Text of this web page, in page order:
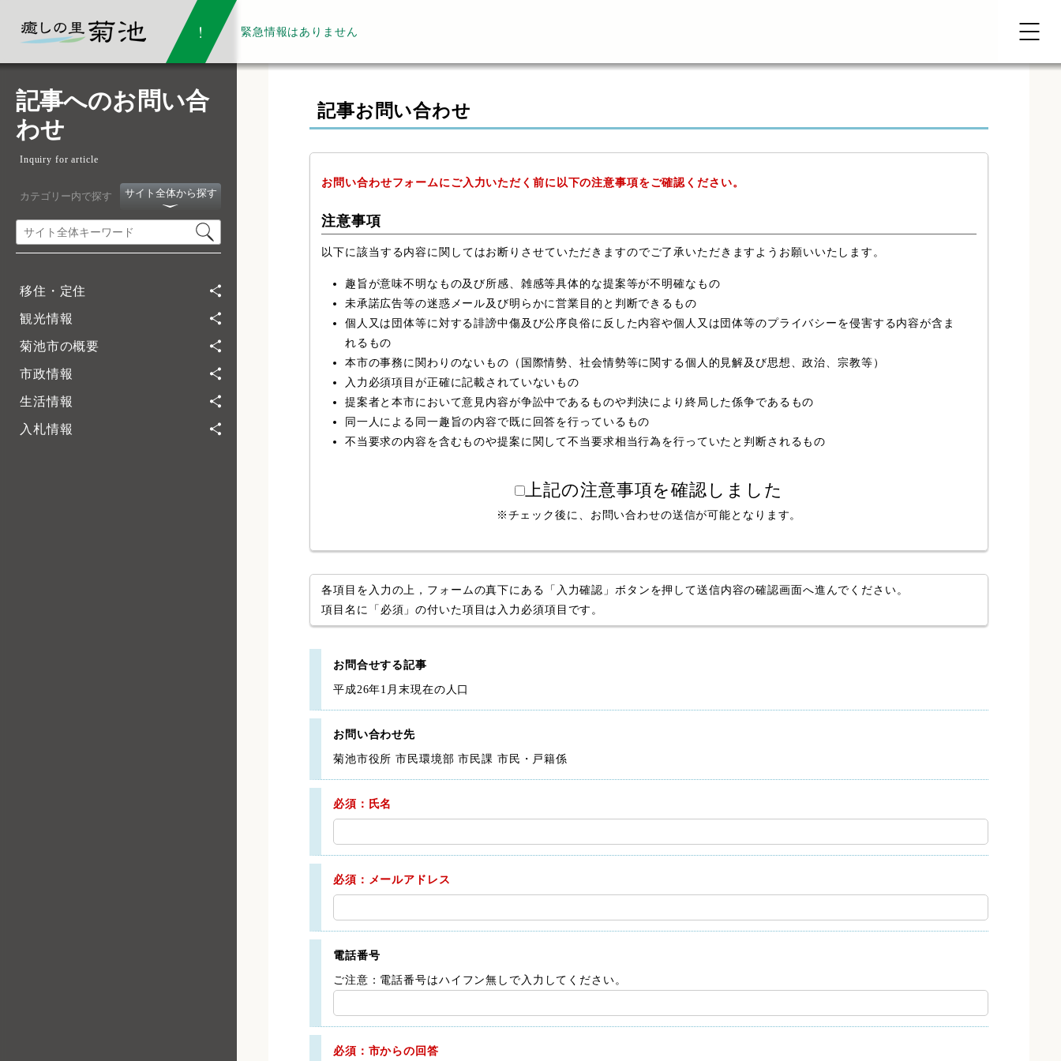
緊急情報はありません
記事へのお問い合
わせ
Inquiry for article
カテゴリー内で探す サイト全体から探す
移住・定住
観光情報
菊池市の概要
市政情報
生活情報
入札情報
記事お問い合わせ
お問い合わせフォームにご入力いただく前に以下の注意事項をご確認ください。
注意事項
以下に該当する内容に関してはお断りさせていただきますのでご了承いただきますようお願いいたします。
趣旨が意味不明なもの及び所感、雑感等具体的な提案等が不明確なもの
未承諾広告等の迷惑メール及び明らかに営業目的と判断できるもの
個人又は団体等に対する誹謗中傷及び公序良俗に反した内容や個人又は団体等のプライバシーを侵害する内容が含ま
れるもの
本市の事務に関わりのないもの（国際情勢、社会情勢等に関する個人的見解及び思想、政治、宗教等）
入力必須項目が正確に記載されていないもの
提案者と本市において意見内容が争訟中であるものや判決により終局した係争であるもの
同一人による同一趣旨の内容で既に回答を行っているもの
不当要求の内容を含むものや提案に関して不当要求相当行為を行っていたと判断されるもの
上記の注意事項を確認しました
※チェック後に、お問い合わせの送信が可能となります。
各項目を入力の上，フォームの真下にある「入力確認」ボタンを押して送信内容の確認画面へ進んでください。
項目名に「必須」の付いた項目は入力必須項目です。
お問合せする記事
平成26年1月末現在の人口
お問い合わせ先
菊池市役所 市民環境部 市民課 市民・戸籍係
必須：氏名
必須：メールアドレス
電話番号
ご注意：電話番号はハイフン無しで入力してください。
必須：市からの回答